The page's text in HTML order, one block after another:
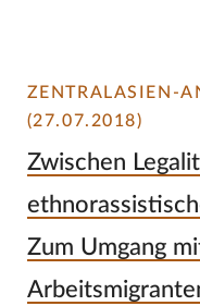
ZENTRALASIEN-
(27.07.2018)
Zwischen
Zum Umgang